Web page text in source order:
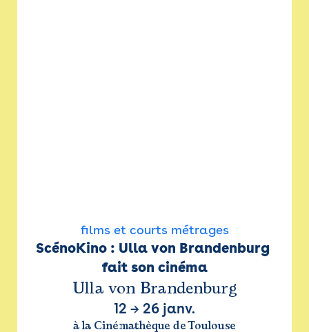
films et courts métrages
ScénoKino : Ulla von Brandenburg
fait son cinéma
Ulla von Brandenburg
12 → 26 janv.
à la Cinémathèque de Toulouse